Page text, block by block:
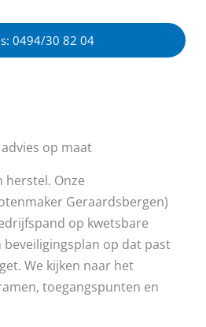
0494/30 82 04
op maat
herstel. Onze
Geraardsbergen)
op kwetsbare
op dat past
We kijken naar het
toegangspunten en